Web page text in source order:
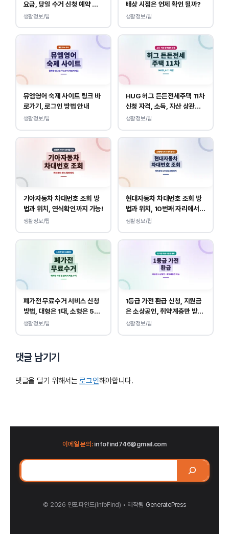
요금, 당일 수거 신청 예약 안
내
생활정보/팁
배상 시점은 언제 확인 될까?
생활정보/팁
뮤엠영어 숙제 사이트 링크 바
로가기, 로그인 방법 안내
생활정보/팁
HUG 허그 든든전세주택 11차
신청 자격, 소득, 자산 상관없
이 가능합니다.
생활정보/팁
기아자동차 차대번호 조회 방
법과 위치, 연식확인까지 가능!
생활정보/팁
현대자동차 차대번호 조회 방
법과 위치, 10번째 자리에서
연식 확인!
생활정보/팁
폐가전 무료수거 서비스 신청
방법, 대형은 1대, 소형은 5개
부터 무상입니다.
생활정보/팁
1등급 가전 환급 신청, 지원금
은 소상공인, 취약계층만 받
을 수 있습니다.
생활정보/팁
댓글 남기기
댓글을 달기 위해서는 로그인해야합니다.
이메일 문의:infofind746@gmail.com
검
© 2026 인포파인드(InfoFind)​​​​ • 제작됨 GeneratePress